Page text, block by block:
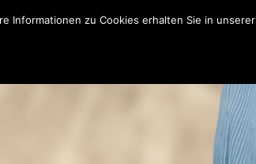
Informationen zu Cookies erhalten Sie in unserer